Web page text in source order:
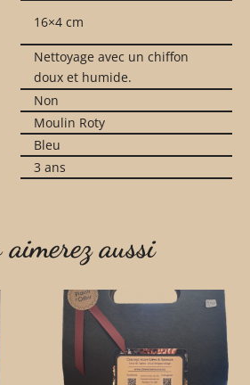
16×4 cm
Nettoyage avec un chiffon
doux et humide.
Non
Moulin Roty
Bleu
3 ans
aimerez aussi